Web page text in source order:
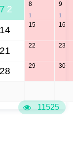
11525
7 2 8
1
9
1
14 15 16
21 22 23
28 29 30